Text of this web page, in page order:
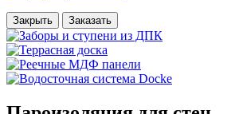
Закрыть Заказать